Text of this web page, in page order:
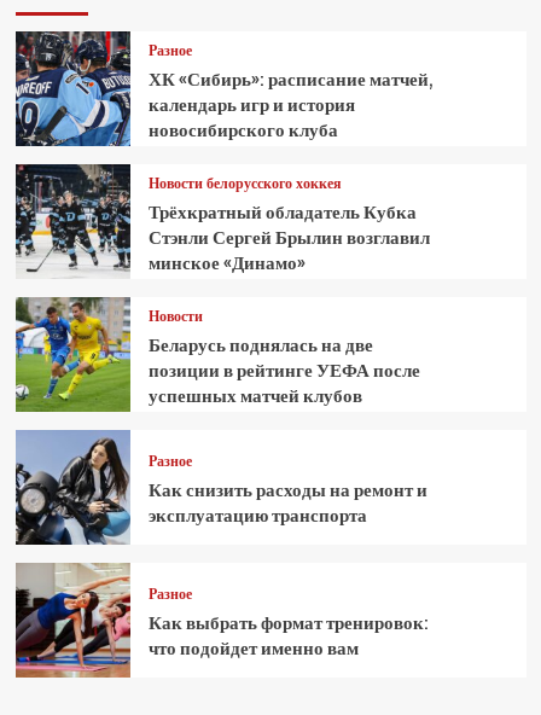
Разное
ХК «Сибирь»: расписание матчей,
календарь игр и история
новосибирского клуба
Новости белорусского хоккея
Трёхкратный обладатель Кубка
Стэнли Сергей Брылин возглавил
минское «Динамо»
Новости
Беларусь поднялась на две
позиции в рейтинге УЕФА после
успешных матчей клубов
Разное
Как снизить расходы на ремонт и
эксплуатацию транспорта
Разное
Как выбрать формат тренировок:
что подойдет именно вам